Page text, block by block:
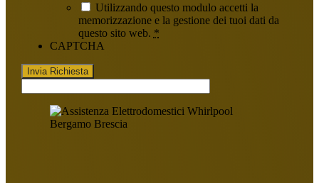
Utilizzando questo modulo accetti la
memorizzazione e la gestione dei tuoi dati da
questo sito web. *
CAPTCHA